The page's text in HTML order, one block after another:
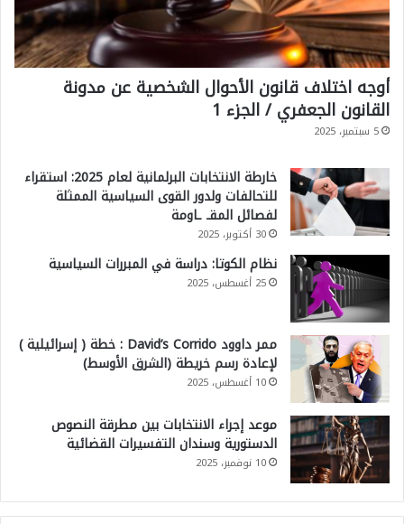
أوجه اختلاف قانون الأحوال الشخصية عن مدونة
القانون الجعفري / الجزء 1
5 سبتمبر، 2025
خارطة الانتخابات البرلمانية لعام 2025: استقراء
للتحالفات ولدور القوى السياسية الممثلة
لفصائل المقـ ـاومة
30 أكتوبر، 2025
نظام الكوتا: دراسة في المبررات السياسية
25 أغسطس، 2025
ممر داوود David’s Corrido : خطة ( إسرائيلية )
لإعادة رسم خريطة (الشرق الأوسط)
10 أغسطس، 2025
موعد إجراء الانتخابات بين مطرقة النصوص
الدستورية وسندان التفسيرات القضائية
10 نوفمبر، 2025